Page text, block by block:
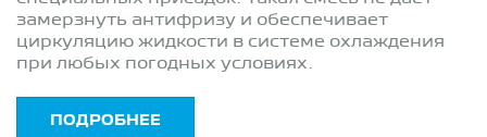
замерзнуть антифризу и обеспечивает
циркуляцию жидкости в системе охлаждения
при любых погодных условиях.
ПОДРОБНЕЕ